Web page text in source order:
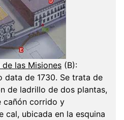
las Misiones (B):
data de 1730. Se trata de
de ladrillo de dos plantas,
cañón corrido y
cal, ubicada en la esquina